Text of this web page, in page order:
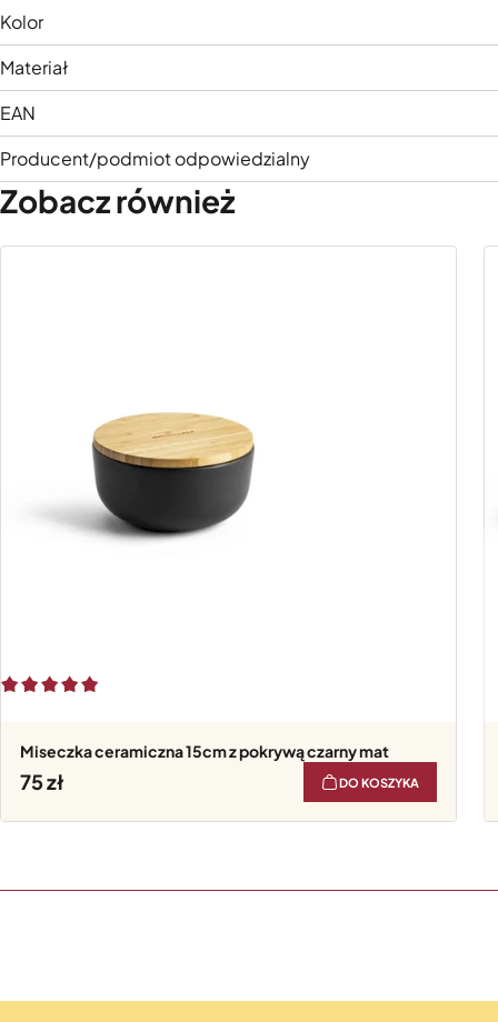
Kolor
Materiał
EAN
Producent/podmiot odpowiedzialny
Zobacz również
Miseczka ceramiczna 15cm z pokrywą czarny mat
75 DO KOSZYKA